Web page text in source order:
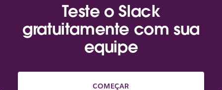
Teste o Slack
gratuitamente com sua
equipe
COMEÇAR